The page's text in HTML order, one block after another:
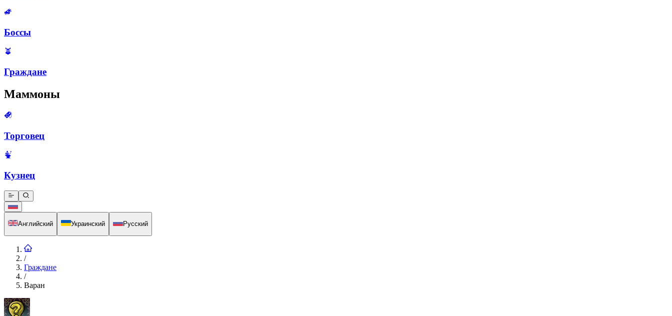
Боссы
Граждане
Маммоны
Торговец
Кузнец
Английский Украинский Русский
/
Граждане
/
Варан